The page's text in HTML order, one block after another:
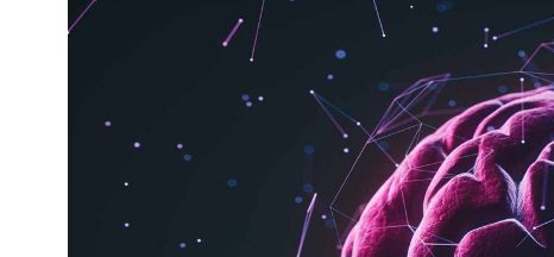
Kviss
Podden
Anmäl till